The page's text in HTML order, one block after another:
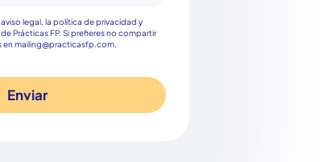
legal, la política de privacidad y
Prácticas FP. Si prefieres no compartir
mailing@practicasfp.com.